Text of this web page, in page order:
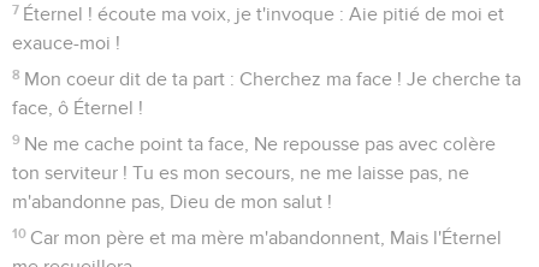
7 Éternel ! écoute ma voix, je t'invoque : Aie pitié de moi et
exauce-moi !
8 Mon coeur dit de ta part : Cherchez ma face ! Je cherche ta
face, ô Éternel !
9 Ne me cache point ta face, Ne repousse pas avec colère
ton serviteur ! Tu es mon secours, ne me laisse pas, ne
m'abandonne pas, Dieu de mon salut !
10 Car mon père et ma mère m'abandonnent, Mais l'Éternel